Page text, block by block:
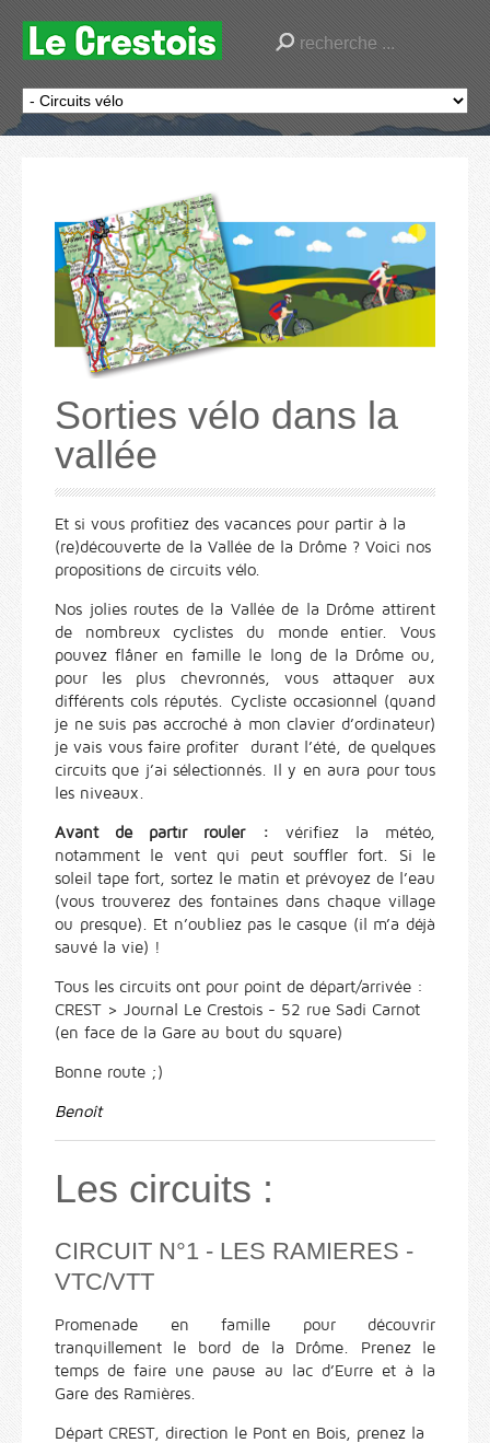
Sorties vélo dans la
vallée
Et si vous profitiez des vacances pour partir à la
(re)découverte de la Vallée de la Drôme ? Voici nos
propositions de circuits vélo.
Nos jolies routes de la Vallée de la Drôme attirent
de nombreux cyclistes du monde entier. Vous
pouvez flâner en famille le long de la Drôme ou,
pour les plus chevronnés, vous attaquer aux
différents cols réputés. Cycliste occasionnel (quand
je ne suis pas accroché à mon clavier d’ordinateur)
je vais vous faire profiter durant l’été, de quelques
circuits que j’ai sélectionnés. Il y en aura pour tous
les niveaux.
Avant de partir rouler : vérifiez la météo,
notamment le vent qui peut souffler fort. Si le
soleil tape fort, sortez le matin et prévoyez de l’eau
(vous trouverez des fontaines dans chaque village
ou presque). Et n’oubliez pas le casque (il m’a déjà
sauvé la vie) !
Tous les circuits ont pour point de départ/arrivée :
CREST > Journal Le Crestois - 52 rue Sadi Carnot
(en face de la Gare au bout du square)
Bonne route ;)
Benoît
Les circuits :
CIRCUIT N°1 - LES RAMIERES -
VTC/VTT
Promenade en famille pour découvrir
tranquillement le bord de la Drôme. Prenez le
temps de faire une pause au lac d’Eurre et à la
Gare des Ramières.
Départ CREST, direction le Pont en Bois, prenez la